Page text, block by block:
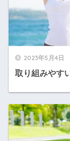
2023年5月4日
取り組みやす